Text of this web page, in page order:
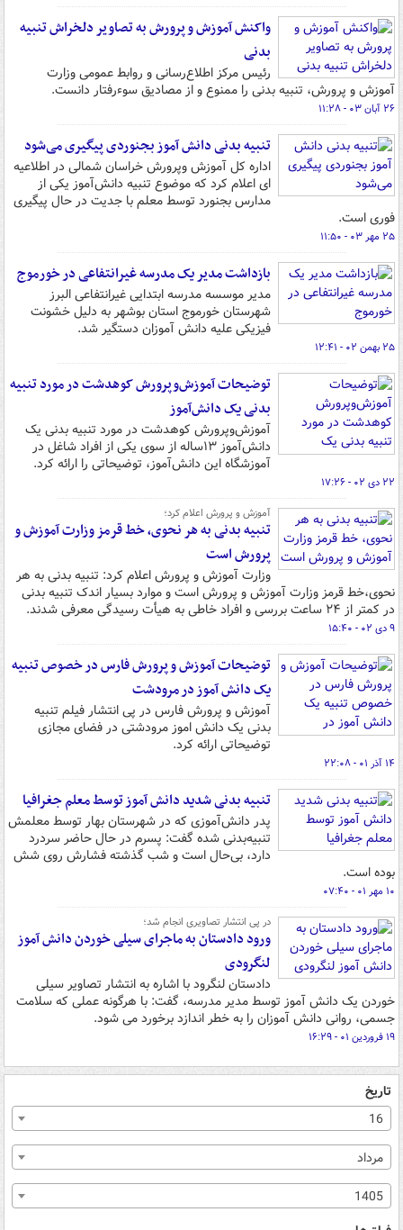
واکنش آموزش و پرورش به تصاویر دلخراش تنبیه
بدنی
رئیس مرکز اطلاع‌رسانی و روابط عمومی وزارت
آموزش و پرورش، تنبیه بدنی را ممنوع و از مصادیق سوءرفتار دانست.
۲۶ آبان ۰۳ - ۱۱:۲۸
تنبیه بدنی دانش آموز بجنوردی پیگیری می‌شود
اداره کل آموزش وپرورش خراسان شمالی در اطلاعیه
ای اعلام کرد که موضوع تنبیه دانش‌آموز یکی از
مدارس بجنورد توسط معلم با جدیت در حال پیگیری
فوری است.
۲۵ مهر ۰۳ - ۱۱:۵۰
بازداشت مدیر یک مدرسه غیرانتفاعی در ‌خورموج‌
مدیر موسسه مدرسه ابتدایی غیرانتفاعی البرز
شهرستان خورموج استان بوشهر به دلیل خشونت
فیزیکی علیه دانش آموزان دستگیر شد.
۲۵ بهمن ۰۲ - ۱۲:۴۱
توضیحات آموزش‌وپرورش کوهدشت در مورد تنبیه
بدنی یک دانش‌آموز
آموزش‌وپرورش کوهدشت در مورد تنبیه بدنی یک
دانش‌آموز ۱۳ساله از سوی یکی از افراد شاغل در
آموزشگاه این دانش‌آموز، توضیحاتی را ارائه کرد.
۲۲ دی ۰۲ - ۱۷:۲۶
آموزش و پرورش اعلام کرد؛
تنبیه بدنی به هر نحوی، خط قرمز وزارت آموزش و
پرورش است
وزارت آموزش و پرورش اعلام کرد: تنبیه بدنی به هر
نحوی،خط قرمز وزارت آموزش و پرورش است و موارد بسیار اندک تنبیه بدنی
در کمتر از ۲۴ ساعت بررسی و افراد خاطی به هیأت رسیدگی معرفی شدند.
۹ دی ۰۲ - ۱۵:۴۰
توضیحات آموزش و پرورش فارس در خصوص تنبیه
یک دانش آموز در مرودشت
آموزش و پرورش فارس در پی انتشار فیلم تنبیه
بدنی یک دانش اموز مرودشتی در فضای مجازی
توضیحاتی ارائه کرد.
۱۴ آذر ۰۱ - ۲۲:۰۸
تنبیه بدنی شدید دانش آموز توسط معلم جغرافیا
پدر دانش‌آموزی که در شهرستان بهار توسط معلمش
تنبیه‌بدنی شده گفت: پسرم در حال حاضر سردرد
دارد، بی‌حال است و شب گذشته فشارش روی شش
بوده است.
۱۰ مهر ۰۱ - ۰۷:۴۰
در پی انتشار تصاویری انجام شد؛
ورود دادستان به ماجرای سیلی خوردن دانش آموز
لنگرودی
دادستان لنگرود با اشاره به انتشار تصاویر سیلی
خوردن یک دانش آموز توسط مدیر مدرسه، گفت: با هرگونه عملی که سلامت
جسمی، روانی دانش آموزان را به خطر اندازد برخورد می شود.
۱۹ فروردین ۰۱ - ۱۶:۲۹
تاریخ
16
مرداد
1405